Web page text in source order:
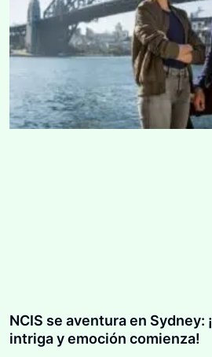
NCIS se aventura en Sydney:
intriga y emoción comienza!